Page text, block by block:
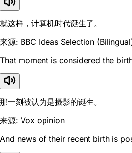
就这样，计算机时代诞生了。
来源: BBC Ideas Selection
That moment is considered the
那一刻被认为是摄影的诞生。
来源: Vox opinion
And news of their recent birth is